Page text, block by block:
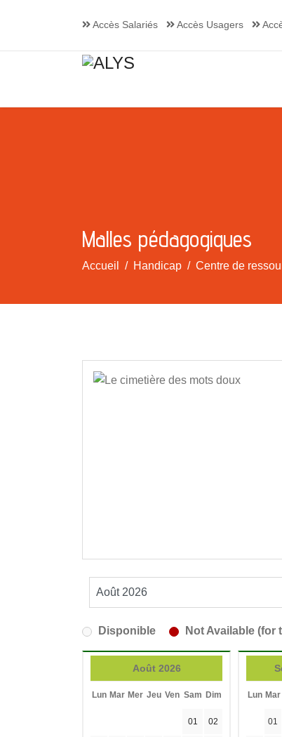
Accès Salariés Accès Usagers
Malles pédagogiques
Accueil Handicap Centre de
Disponible Not Available (for
Août 2026
Lun Mar Mer Jeu Ven Sam Dim
01 02
Lun Mar
01